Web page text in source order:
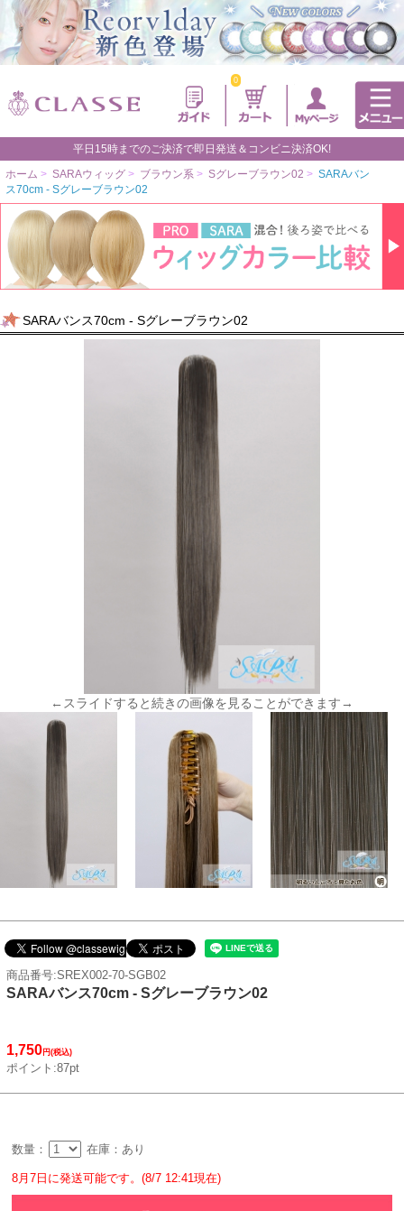
0
平日15時までのご決済で即日発送＆コンビニ決済OK!
ホーム > SARAウィッグ > ブラウン系 > Sグレーブラウン02 > SARAバン
ス70cm - Sグレーブラウン02
SARAバンス70cm - Sグレーブラウン02
←スライドすると続きの画像を見ることができます→
商品番号:SREX002-70-SGB02
SARAバンス70cm - Sグレーブラウン02
1,750円(税込)
ポイント:87pt
数量： 在庫：あり
8月7日に発送可能です。(8/7 12:41現在)